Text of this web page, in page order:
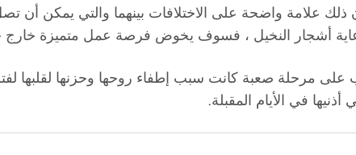
علامة واضحة على الاختلافات بينهما والتي يمكن أن
أشجار النخيل ، فسوف يخوض فرصة عمل متميزة خارج
على مرحلة صعبة كانت سبب إطفاء روحها وحزنها
في الأيام المقبلة.